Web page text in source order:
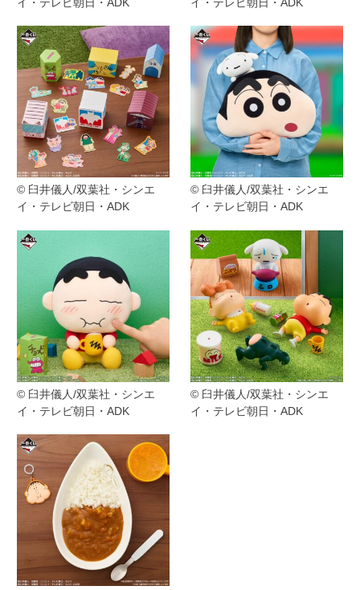
© 臼井儀人/双葉社・シンエ
イ・テレビ朝日・ADK
© 臼井儀人/双葉社・シンエ
イ・テレビ朝日・ADK
© 臼井儀人/双葉社・シンエ
イ・テレビ朝日・ADK
© 臼井儀人/双葉社・シンエ
イ・テレビ朝日・ADK